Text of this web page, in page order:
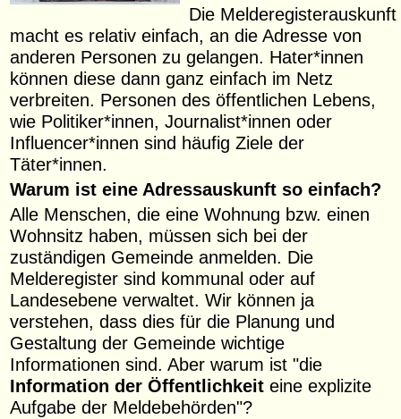
Die Melderegisterauskunft
macht es relativ einfach, an die Adresse von
anderen Personen zu gelangen. Hater*innen
können diese dann ganz einfach im Netz
verbreiten. Personen des öffentlichen Lebens,
wie Politiker*innen, Journalist*innen oder
Influencer*innen sind häufig Ziele der
Täter*innen.
Warum ist eine Adressauskunft so einfach?
Alle Menschen, die eine Wohnung bzw. einen
Wohnsitz haben, müssen sich bei der
zuständigen Gemeinde anmelden. Die
Melderegister sind kommunal oder auf
Landesebene verwaltet. Wir können ja
verstehen, dass dies für die Planung und
Gestaltung der Gemeinde wichtige
Informationen sind. Aber warum ist "die
Information der Öffentlichkeit eine explizite
Aufgabe der Meldebehörden"?